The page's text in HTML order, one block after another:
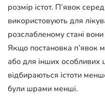
розмір істот. П’явок
використовують для
розслабленому стані
Якщо постановка п’явок
або для інших особливих
відбираються істоти
були шрами менші.